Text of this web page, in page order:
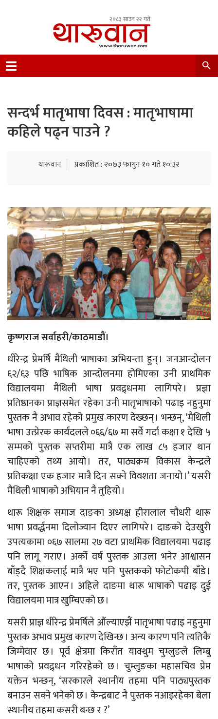
२०८३ साउन २२ गते
Nepal.
सन्दर्भ मातृभाषा दिवस : मातृभाषामा
कहिले पढ्न पाउने ?
थारूवान प्रकाशित : २०७३ फागुन १० गते १०:३२
कृष्णराज सर्वाहरी/काठमाडौं।
धीरेन्द्र प्रेमर्षि मैथिली भाषाका अभियन्ता हुन् । जनआन्दोलन
६२/६३ पछि भाषिक आन्दोलनमा होमिएका उनी प्राथमिक
विद्यालयमा मैथिली भाषा प्रवद्र्धनमा लागिपरे । प्रज्ञा
प्रतिष्ठानका प्राज्ञसमेत रहेका उनी मातृभाषाको पढाइ नहुनुमा
पुस्तक नै अभाव रहेको प्रमुख कारण देख्छन् । भन्छन्, ‘मैथिली
भाषा उत्प्रेरक कार्यदलले ०६६/६७ मा सर्वे गर्दा कक्षा १ देखि ५
सम्मको पुस्तक सप्तरीमा मात्रै एक लाख ८५ हजार थान
चाहिएको तथ्य आयो । तर, पाठ्यक्रम विकास केन्द्रले
प्रतिकक्षा एक हजार मात्रै दिन सक्ने विवशता जनायो ।’ यसरी
मैथिली भाषाको अभियान नै तुहियो ।
थारू शिक्षक समाज दाङका अध्यक्ष हीरालाल चौधरी थारू
भाषा प्रवर्द्धनमा दिलोज्यान दिएर लागिपरे । दाङको देउखुरी
उपत्यकामा ०६७ सालमा २७ वटा प्राथमिक विद्यालयमा पढाइ
पनि लागू गराए । अर्को वर्ष पुस्तक आउला भनेर आश्वासन
बाँड्दै शिक्षकलाई मात्रै भए पनि पुस्तकको फोटोकपी बाँडे ।
तर, पुस्तक आएन । अहिले दाङमा थारू भाषाको पढाइ दुई
विद्यालयमा मात्र खुम्चिएको छ ।
यसरी प्राज्ञ धीरेन्द्र प्रेमर्षिले औंल्याएझैं मातृभाषा पढाइ नहुनुमा
पुस्तक अभाव प्रमुख कारण देखिन्छ । अन्य कारण पनि त्यतिकै
जिम्मेवार छ । पूर्व क्षेत्रमा किराँत याक्थुम चुम्लुङले लिम्बु
भाषाको प्रवद्र्धन गरिरहेको छ । चुम्लुङका महासचिव प्रेम
यक्तेन भन्छन्, ‘सरकारले स्थानीय तहमा पनि पाठ्यपुस्तक
बनाउन सक्ने भनेको छ । केन्द्रबाट नै पुस्तक नआइरहेका बेला
स्थानीय तहमा कसरी बन्छ र ?’